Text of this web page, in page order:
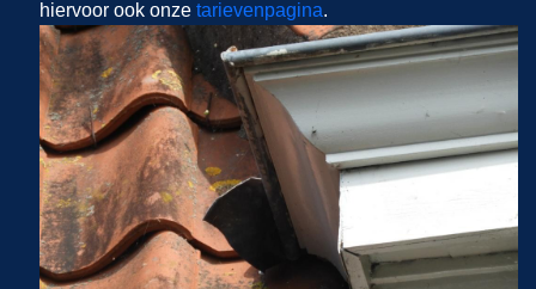
hiervoor ook onze tarievenpagina.